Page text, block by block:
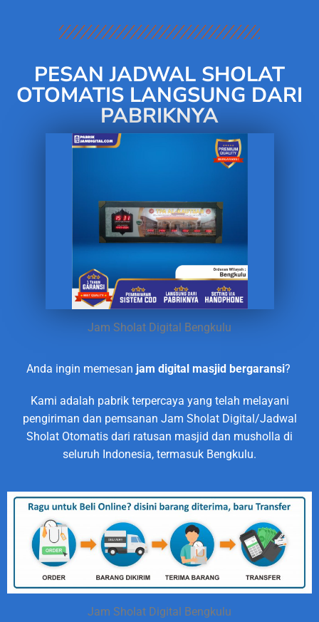
PESAN JADWAL SHOLAT
OTOMATIS LANGSUNG DARI
PABRIKNYA
Jam Sholat Digital Bengkulu
Anda ingin memesan jam digital masjid bergaransi?
Kami adalah pabrik terpercaya yang telah melayani
pengiriman dan pemsanan Jam Sholat Digital/Jadwal
Sholat Otomatis dari ratusan masjid dan musholla di
seluruh Indonesia, termasuk Bengkulu.
Jam Sholat Digital Bengkulu